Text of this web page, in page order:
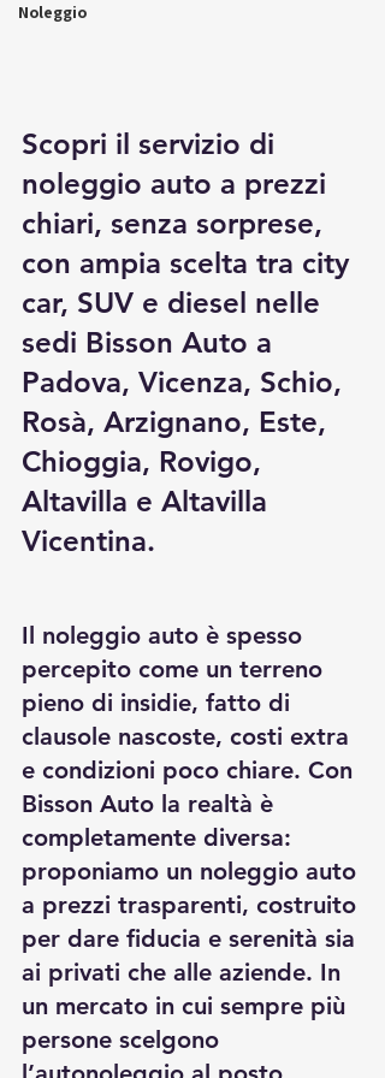
Noleggio
Scopri il servizio di
noleggio auto a prezzi
chiari, senza sorprese,
con ampia scelta tra city
car, SUV e diesel nelle
sedi Bisson Auto a
Padova, Vicenza, Schio,
Rosà, Arzignano, Este,
Chioggia, Rovigo,
Altavilla e Altavilla
Vicentina.
Il noleggio auto è spesso
percepito come un terreno
pieno di insidie, fatto di
clausole nascoste, costi extra
e condizioni poco chiare. Con
Bisson Auto la realtà è
completamente diversa:
proponiamo un noleggio auto
a prezzi trasparenti, costruito
per dare fiducia e serenità sia
ai privati che alle aziende. In
un mercato in cui sempre più
persone scelgono